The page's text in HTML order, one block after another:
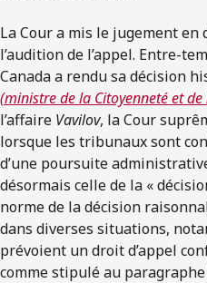
La Cour a mis le jugement
l’audition de l’appel. Entre-
Canada a rendu sa décision
(ministre de la Citoyenneté et
l’affaire Vavilov, la Cour
lorsque les tribunaux sont
d’une poursuite
désormais celle de la «
norme de la décision
dans diverses situations,
prévoient un droit d’appel
comme stipulé au paragraphe